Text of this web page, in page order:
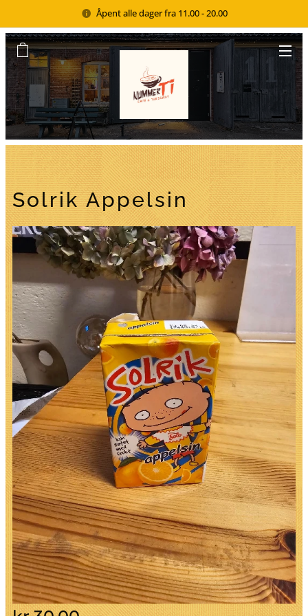
Åpent alle dager fra 11.00 - 20.00
Solrik Appelsin